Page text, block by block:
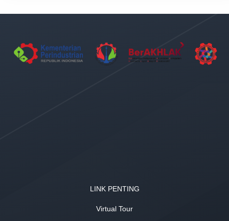
LINK PENTING
Virtual Tour